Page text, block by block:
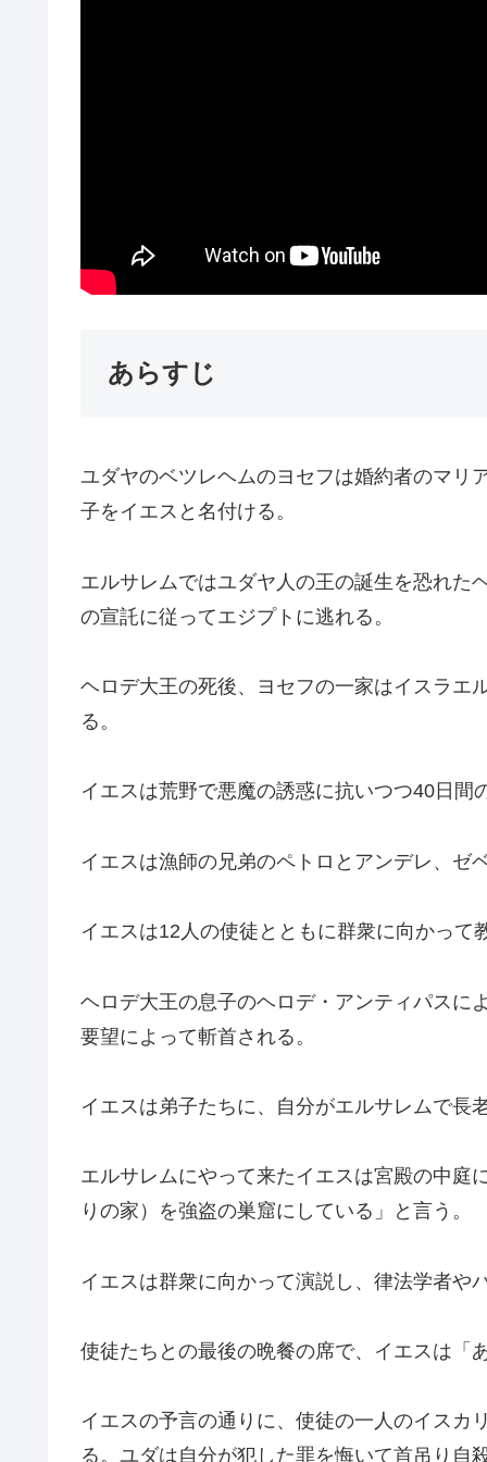
あらすじ
ユダヤのベツレヘムのヨセフは婚約者のマリ
子をイエスと名付ける。
エルサレムではユダヤ人の王の誕生を恐れた
の宣託に従ってエジプトに逃れる。
ヘロデ大王の死後、ヨセフの一家はイスラエ
る。
イエスは荒野で悪魔の誘惑に抗いつつ40日
イエスは漁師の兄弟のペトロとアンデレ、ゼ
イエスは12人の使徒とともに群衆に向かっ
ヘロデ大王の息子のヘロデ・アンティパスに
要望によって斬首される。
イエスは弟子たちに、自分がエルサレムで長
エルサレムにやって来たイエスは宮殿の中庭
りの家）を強盗の巣窟にしている」と言う。
イエスは群衆に向かって演説し、律法学者や
使徒たちとの最後の晩餐の席で、イエスは「
イエスの予言の通りに、使徒の一人のイスカ
る。ユダは自分が犯した罪を悔いて首吊り自